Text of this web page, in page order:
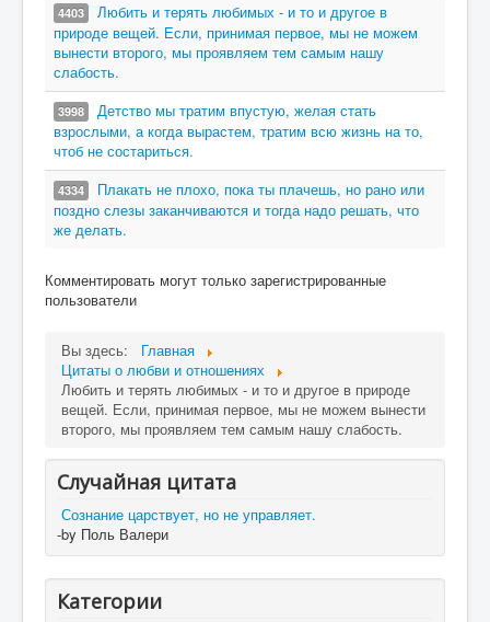
4403
Любить и терять любимых - и то и другое в
природе вещей. Если, принимая первое, мы не можем
вынести второго, мы проявляем тем самым нашу
слабость.
3998
Детство мы тратим впустую, желая стать
взрослыми, а когда вырастем, тратим всю жизнь на то,
чтоб не состариться.
4334
Плакать не плохо, пока ты плачешь, но рано или
поздно слезы заканчиваются и тогда надо решать, что
же делать.
Комментировать могут только зарегистрированные
пользователи
Вы здесь:
Главная
Цитаты о любви и отношениях
Любить и терять любимых - и то и другое в природе
вещей. Если, принимая первое, мы не можем вынести
второго, мы проявляем тем самым нашу слабость.
Случайная цитата
Сознание царствует, но не управляет.
-by Поль Валери
Категории